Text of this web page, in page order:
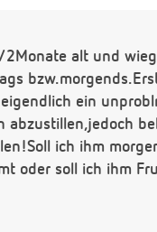
alt und
ein
abzustillen,jedoch
ich ihm
oder soll ich ihm